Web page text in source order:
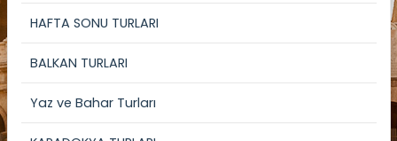
HAFTA SONU TURLARI
BALKAN TURLARI
Yaz ve Bahar Turları